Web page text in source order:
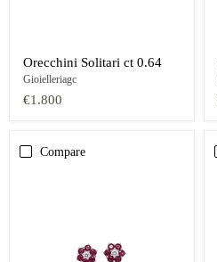
Orecchini Solitari ct 0.64
Gioielleriagc
€1.800
Compare